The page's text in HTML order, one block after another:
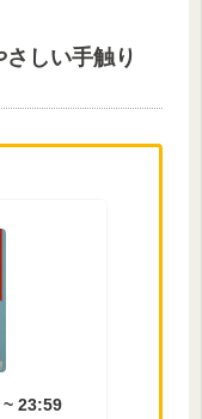
さしい手触り
~ 23:59